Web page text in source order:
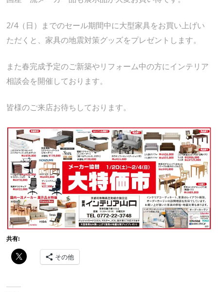
2/4（日）までのセール期間中に大型家具をお買い上げい
ただくと、家具の地震対策グッズをプレゼントします。
また春完成予定のご新築やリフォーム中の方にインテリア
相談会を開催しております。
皆様のご来店お待ちしております。
共有:
その他